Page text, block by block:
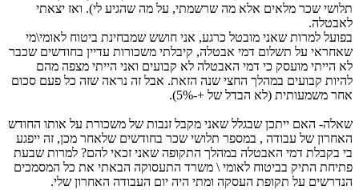
תלושי שכר מלאים אלא מה שרשמתי, על מה שהגיע לי). ואז יצאתי
לאבטלה.
בפועל למרות שאני מובטל כרגע, אני חושש שמבחינת ביטוח לאומי\מי
שאחראי על תשלום דמי אבטלה, קיבלתי משכורות עדיין בחודשים שכבר
לא הייתי מועסק כי דמי האבטלה לא קבועים ואני הייתי מצפה מהם
להיות קבועים במהלך החצי שנה הזאת. אבל זה נראה שזה כל פעם סכום
אחר משמעותית (לא הבדל של +-5%).
שאלה- האם ייתכן שבגלל שאני מקבל זנבות של משכורת על אותו החודש
האחרון של עבודה , במספר תלושי שכר בחודשים שלאחר מכן, זה ייפגע
בי בקבלת דמי האבטלה במהלך התקופה שאני זכאי להם? למרות שבעת
פתיחת התיק בביטוח לאומי \ משרד התעסוקה הבאתי את כל המסמכים
הנדרשים על תקופת העסקה ומתי היה יום העבודה האחרון שלי.